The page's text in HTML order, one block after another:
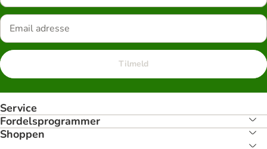
Tilmeld
Service
Fordelsprogrammer
Shoppen